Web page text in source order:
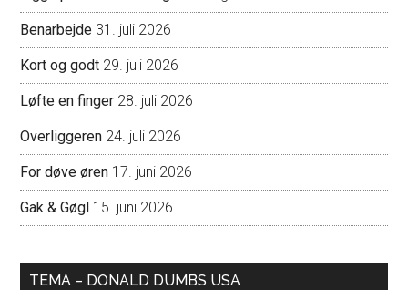
Benarbejde 31. juli 2026
Kort og godt 29. juli 2026
Løfte en finger 28. juli 2026
Overliggeren 24. juli 2026
For døve øren 17. juni 2026
Gak & Gøgl 15. juni 2026
TEMA – DONALD DUMBS USA